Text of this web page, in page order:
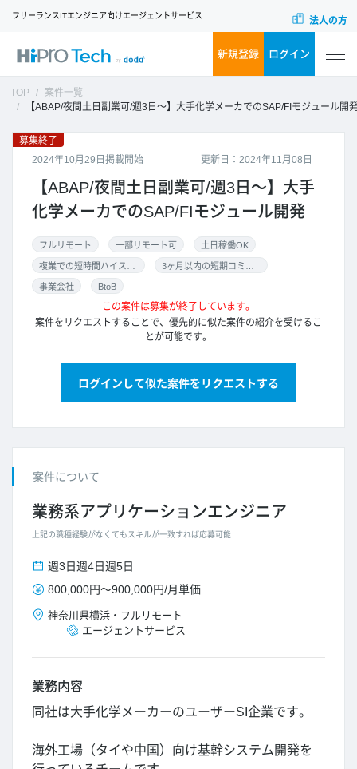
フリーランスITエンジニア向けエージェントサービス 法人の方
新規登録 ログイン
TOP
案件一覧
【ABAP/夜間土日副業可/週3日～】大手化学メーカでのSAP/FIモジュール開
更新日：2024年11月08日
募集終了
2024年10月29日掲載開始
【ABAP/夜間土日副業可/週3日～】大手
化学メーカでのSAP/FIモジュール開発
フルリモート 一部リモート可 土日稼働OK
事業会社 BtoB
この案件は募集が終了しています。
案件をリクエストすることで、優先的に似た案件の紹介を受けるこ
とが可能です。
ログインして似た案件をリクエストする
案件について
業務系アプリケーションエンジニア
上記の職種経験がなくてもスキルが一致すれば応募可能
週3日週4日週5日
800,000円～900,000円/月単価
神奈川県横浜 ・ フルリモート
エージェントサービス
業務内容
同社は大手化学メーカーのユーザーSI企業です。
海外工場（タイや中国）向け基幹システム開発を